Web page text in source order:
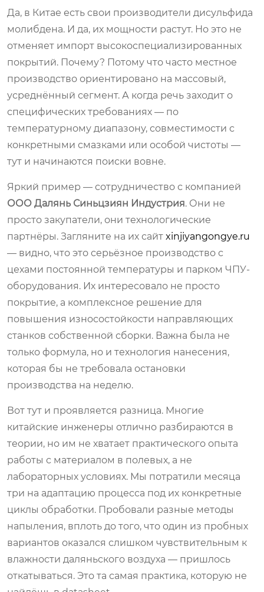
Да, в Китае есть свои производители дисульфида
молибдена. И да, их мощности растут. Но это не
отменяет импорт высокоспециализированных
покрытий. Почему? Потому что часто местное
производство ориентировано на массовый,
усреднённый сегмент. А когда речь заходит о
специфических требованиях — по
температурному диапазону, совместимости с
конкретными смазками или особой чистоты —
тут и начинаются поиски вовне.
Яркий пример — сотрудничество с компанией
ООО Далянь Синьцзиян Индустрия. Они не
просто закупатели, они технологические
партнёры. Загляните на их сайт xinjiyangongye.ru
— видно, что это серьёзное производство с
цехами постоянной температуры и парком ЧПУ-
оборудования. Их интересовало не просто
покрытие, а комплексное решение для
повышения износостойкости направляющих
станков собственной сборки. Важна была не
только формула, но и технология нанесения,
которая бы не требовала остановки
производства на неделю.
Вот тут и проявляется разница. Многие
китайские инженеры отлично разбираются в
теории, но им не хватает практического опыта
работы с материалом в полевых, а не
лабораторных условиях. Мы потратили месяца
три на адаптацию процесса под их конкретные
циклы обработки. Пробовали разные методы
напыления, вплоть до того, что один из пробных
вариантов оказался слишком чувствительным к
влажности даляньского воздуха — пришлось
откатываться. Это та самая практика, которую не